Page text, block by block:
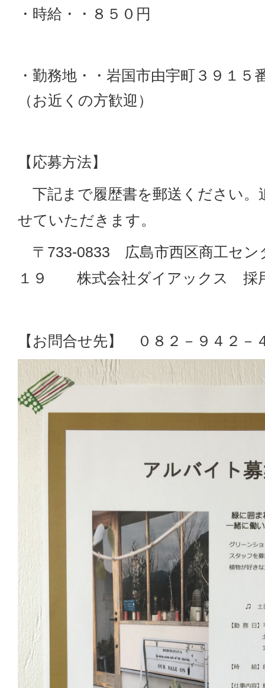
・時給・・８５０円
・勤務地・・岩国市由宇町３９１
（お近くの方歓迎）
【応募方法】
下記まで履歴書を郵送ください。
せていただきます。
〒733-0833 広島市西区商工セン
１９ 株式会社ダイアックス 採
【お問合せ先】 ０８２－９４２－